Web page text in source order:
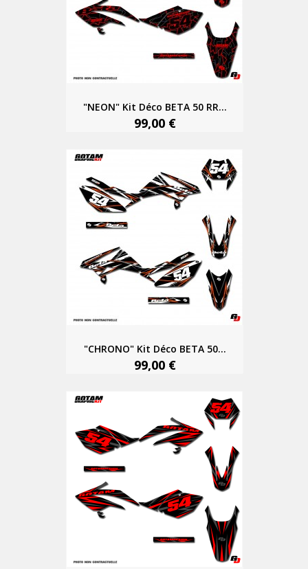
"NEON" Kit Déco BETA 50 RR...
99,00 €
"CHRONO" Kit Déco BETA 50...
99,00 €